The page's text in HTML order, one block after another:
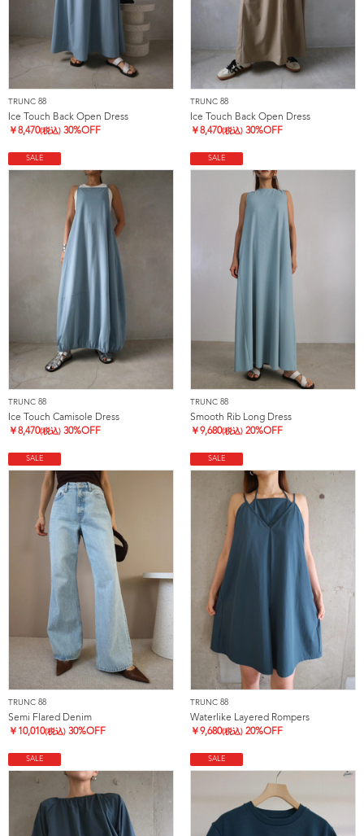
TRUNC 88
Ice Touch Back Open Dress
￥8,470(税込) 30%OFF
TRUNC 88
Ice Touch Back Open Dress
￥8,470(税込) 30%OFF
SALE
TRUNC 88
Ice Touch Camisole Dress
￥8,470(税込) 30%OFF
SALE
TRUNC 88
Smooth Rib Long Dress
￥9,680(税込) 20%OFF
SALE
TRUNC 88
Semi Flared Denim
￥ 10,010(税込) 30%OFF
SALE
TRUNC 88
Waterlike Layered Rompers
￥9,680(税込) 20%OFF
SALE SALE